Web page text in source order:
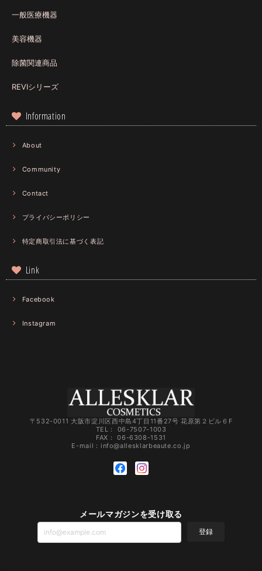
一般医療機器
美容機器
除菌関連商品
REVIシリーズ
Information
About
Community
Contact
プライバシーポリシー
特定商取引法に基づく表記
Link
Facebook
Instagram
〒532-0011 大阪市淀川区西中島4丁目11番27号 花原第２ビル６F
TEL： 06-7507-1003
FAX： 06-6308-1531
E-mail： info@allesklarbeaute.co.jp
メールマガジンを受け取る
登録